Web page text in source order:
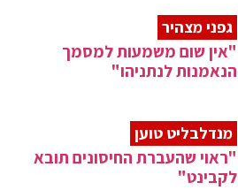
גפני מצהיר
"אין שום משמעות למסמך
הנאמנות לנתניהו"
מנדלבליט טוען
"ראוי שהעברת החיסונים תובא
לקבינט"